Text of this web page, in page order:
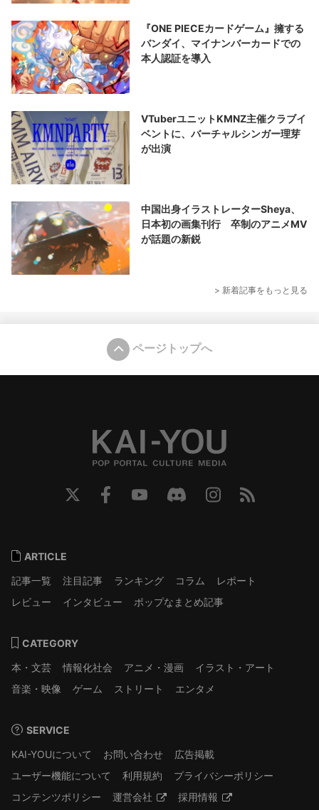
『ONE PIECEカードゲーム』擁する
バンダイ、マイナンバーカードでの
本人認証を導入
VTuberユニットKMNZ主催クラブイ
ベントに、バーチャルシンガー理芽
が出演
中国出身イラストレーターSheya、
日本初の画集刊行 卒制のアニメMV
が話題の新鋭
> 新着記事をもっと見る
ページトップへ
ARTICLE
記事一覧
注目記事 ランキング コラム
レポート
レビュー
インタビュー ポップなまとめ記事
CATEGORY
本・文芸
情報化社会 アニメ・漫画
イラスト・アート
音楽・映像
ゲーム ストリート エンタメ
SERVICE
KAI-YOUについて
お問い合わせ
広告掲載
ユーザー機能について
利用規約
プライバシーポリシー
コンテンツポリシー
運営会社 採用情報